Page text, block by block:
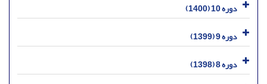
دوره 10 (1400)
دوره 9 (1399)
دوره 8 (1398)